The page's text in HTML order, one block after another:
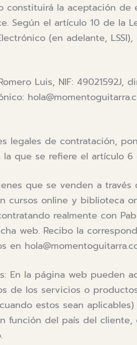
la aceptación de
Según el artículo 10 de la
(en adelante,
Luis, NIF:
legales de contratación,
que se refiere el artículo 6
que se venden a
cursos online y biblioteca
realmente con
web. Recibo la
en
En la página web pueden
de los servicios o
estos sean
función del país del